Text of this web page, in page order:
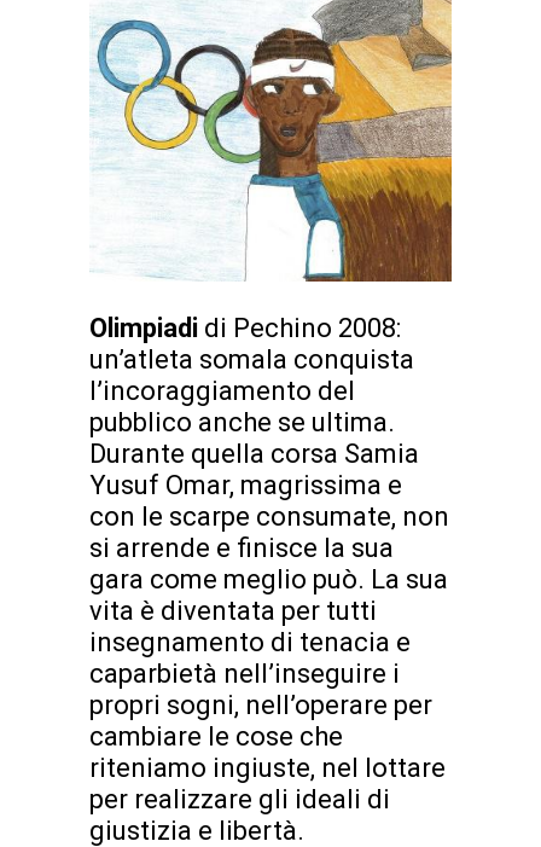
Olimpiadi di Pechino 2008:
un’atleta somala conquista
l’incoraggiamento del
pubblico anche se ultima.
Durante quella corsa Samia
Yusuf Omar, magrissima e
con le scarpe consumate, non
si arrende e finisce la sua
gara come meglio può. La sua
vita è diventata per tutti
insegnamento di tenacia e
caparbietà nell’inseguire i
propri sogni, nell’operare per
cambiare le cose che
riteniamo ingiuste, nel lottare
per realizzare gli ideali di
giustizia e libertà.